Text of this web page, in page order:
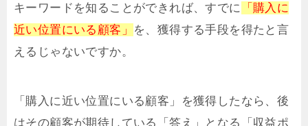
キーワードを知ることができれば、すでに
「購入に
近い位置にいる顧客」
を、獲得する手段を得たと言
えるじゃないですか。
「購入に近い位置にいる顧客」を獲得したなら、後
はその顧客が期待している「答え」となる「収益ポ